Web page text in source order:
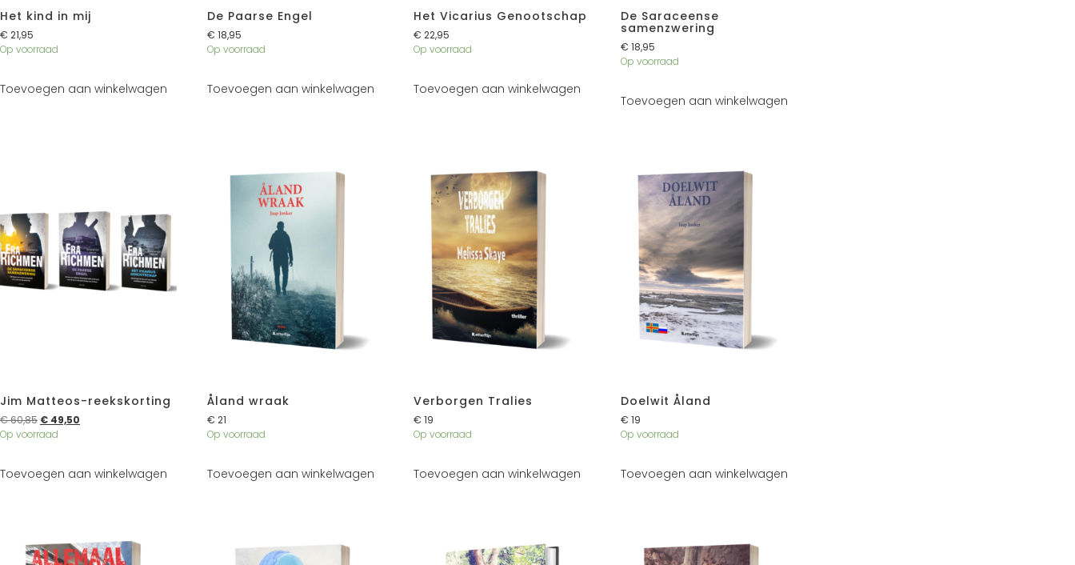
Het kind in mij
€ 21,95
Op voorraad
Toevoegen aan winkelwagen
De Paarse Engel
€ 18,95
Op voorraad
Toevoegen aan winkelwagen
Het Vicarius Genootschap
€ 22,95
Op voorraad
Toevoegen aan winkelwagen
De Saraceense
samenzwering
€ 18,95
Op voorraad
Toevoegen aan winkelwagen
Jim Matteos-reekskorting
€60,85 € 49,50
Op voorraad
Toevoegen aan winkelwagen
Åland wraak
€ 21
Op voorraad
Toevoegen aan winkelwagen
Verborgen Tralies
€ 19
Op voorraad
Toevoegen aan winkelwagen
Doelwit Åland
€ 19
Op voorraad
Toevoegen aan winkelwagen